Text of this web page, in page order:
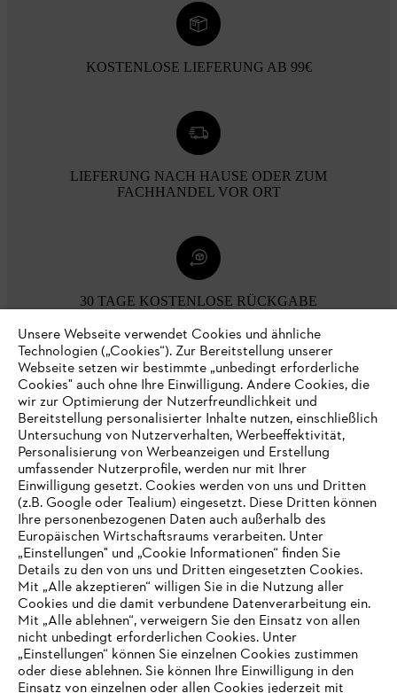
KOSTENLOSE LIEFERUNG AB 99€
LIEFERUNG NACH HAUSE ODER ZUM
FACHHANDEL VOR ORT
30 TAGE KOSTENLOSE RÜCKGABE
Zahlungsmöglichkeiten
Unternehmen
Online Shop
IHR BROWSER WIRD NICHT
UNTERSTÜTZT
Unsere Webseite verwendet Cookies und ähnliche
Technologien („Cookies“). Zur Bereitstellung unserer
Webseite setzen wir bestimmte „unbedingt erforderliche
Cookies" auch ohne Ihre Einwilligung. Andere Cookies, die
wir zur Optimierung der Nutzerfreundlichkeit und
Bereitstellung personalisierter Inhalte nutzen, einschließlich
Untersuchung von Nutzerverhalten, Werbeeffektivität,
Personalisierung von Werbeanzeigen und Erstellung
umfassender Nutzerprofile, werden nur mit Ihrer
Einwilligung gesetzt. Cookies werden von uns und Dritten
(z.B. Google oder Tealium) eingesetzt. Diese Dritten können
Ihre personenbezogenen Daten auch außerhalb des
Europäischen Wirtschaftsraums verarbeiten. Unter
„Einstellungen" und „Cookie Informationen“ finden Sie
Details zu den von uns und Dritten eingesetzten Cookies.
Mit „Alle akzeptieren“ willigen Sie in die Nutzung aller
Cookies und die damit verbundene Datenverarbeitung ein.
Mit „Alle ablehnen“, verweigern Sie den Einsatz von allen
nicht unbedingt erforderlichen Cookies. Unter
„Einstellungen“ können Sie einzelnen Cookies zustimmen
oder diese ablehnen. Sie können Ihre Einwilligung in den
Einsatz von einzelnen oder allen Cookies jederzeit mit